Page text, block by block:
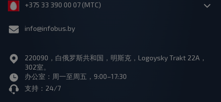
+375 33 390 00 07 (МТС)
info@infobus.by
220090，白俄罗斯共和国，明斯克，Logoysky Trakt 22A，
302室。
办公室：周一至周五，9:00–17:30
支持：24/7